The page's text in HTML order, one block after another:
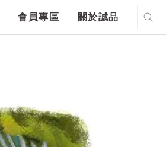
會員專區 關於誠品